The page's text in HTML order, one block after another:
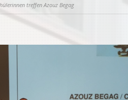
treffen Azouz Begag